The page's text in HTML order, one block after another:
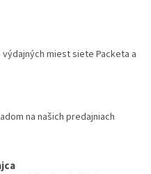
miest siete Packeta a
na našich predajniach